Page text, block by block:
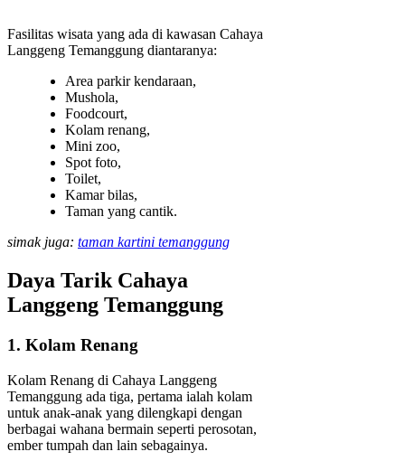
Fasilitas wisata yang ada di kawasan Cahaya
Langgeng Temanggung diantaranya:
Area parkir kendaraan,
Mushola,
Foodcourt,
Kolam renang,
Mini zoo,
Spot foto,
Toilet,
Kamar bilas,
Taman yang cantik.
simak juga: taman kartini temanggung
Daya Tarik Cahaya
Langgeng Temanggung
1. Kolam Renang
Kolam Renang di Cahaya Langgeng
Temanggung ada tiga, pertama ialah kolam
untuk anak-anak yang dilengkapi dengan
berbagai wahana bermain seperti perosotan,
ember tumpah dan lain sebagainya.